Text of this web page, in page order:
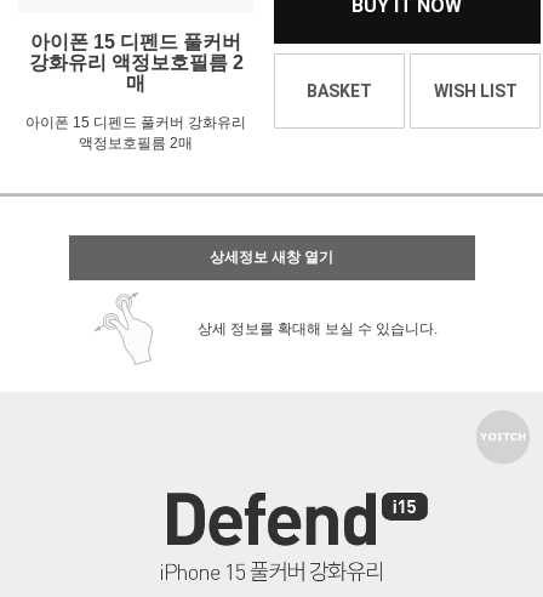
아이폰 15 디펜드 풀커버
강화유리 액정보호필름 2
매
아이폰 15 디펜드 풀커버 강화유리
액정보호필름 2매
BUY IT NOW
BASKET WISH LIST
상세정보 새창 열기
상세 정보를 확대해 보실 수 있습니다.